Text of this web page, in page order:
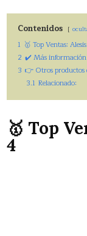
Contenidos
1 🥇 Top Ventas:
2 ✔️ Más
3 👉 Otros productos
3.1 Relacionado:
🥇 Top
4